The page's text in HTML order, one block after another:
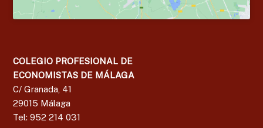
COLEGIO PROFESIONAL DE
ECONOMISTAS DE MÁLAGA
C/ Granada, 41
29015 Málaga
Tel: 952 214 031